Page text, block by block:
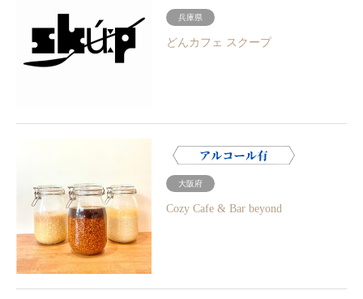
兵庫県
どんカフェ スクープ
大阪府
Cozy Cafe & Bar beyond